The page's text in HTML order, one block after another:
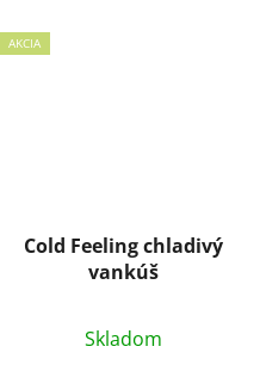
AKCIA
Cold Feeling chladivý
vankúš
Skladom